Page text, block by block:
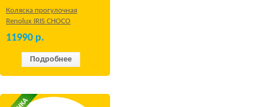
Коляска прогулочная
Renolux IRIS CHOCO
11990 р.
Подробнее